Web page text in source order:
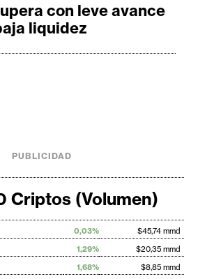
con leve avance
liquidez
PUBLICIDAD
Criptos (Volumen)
0,03%
$45,74 mmd
1,29%
$20,35 mmd
1,68%
$8,85 mmd